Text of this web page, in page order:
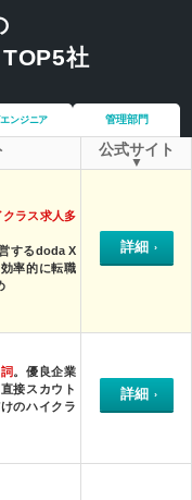
社
エンジニア 管理部門
公式サイト
ラス求人多
するdoda X
率的に転職
詳細
。優良企業
接スカウト
のハイクラ
詳細